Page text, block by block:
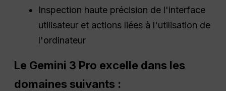
Inspection haute précision de l'interface
utilisateur et actions liées à l'utilisation de
l'ordinateur
Le Gemini 3 Pro excelle dans les
domaines suivants :